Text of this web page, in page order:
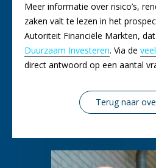
Meer informatie over risico’s,
zaken valt te lezen in het
Autoriteit Financiële Markten,
Duurzaam Investeren. Via de
direct antwoord op een aantal
Terug naar